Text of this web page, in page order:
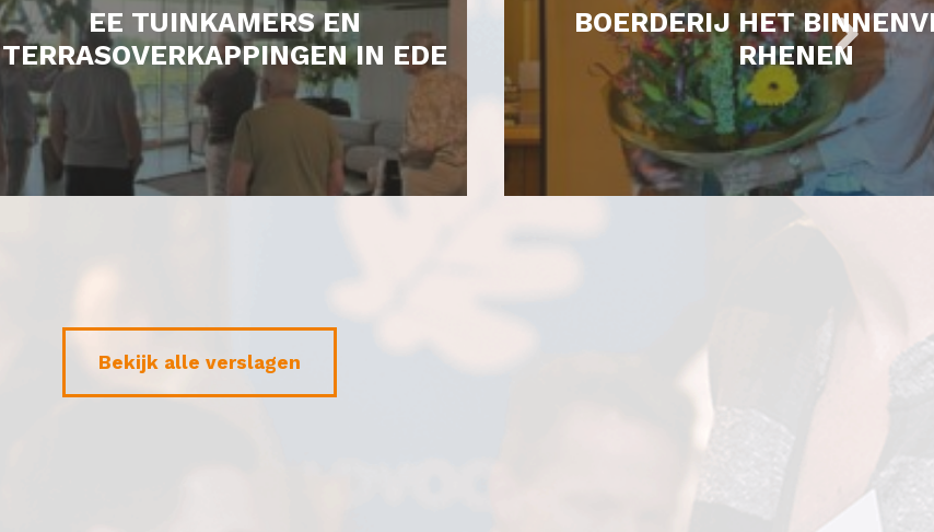
EE TUINKAMERS EN
TERRASOVERKAPPINGEN IN EDE
BOERDERIJ HET
RHENEN
Bekijk alle verslagen